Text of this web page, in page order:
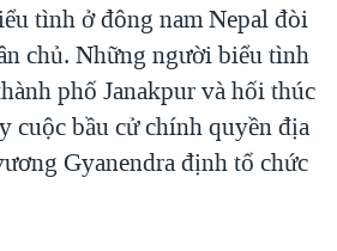
MẠI CỦA MỸ: QUÁ KHỨ VÀ HIỆN
tình ở đông nam Nepal đòi
chủ. Những người biểu tình
phố Janakpur và hối thúc
cuộc bầu cử chính quyền địa
Gyanendra định tổ chức